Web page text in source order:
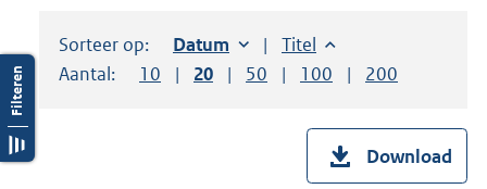
Sorteer op: Sorteer op:
Datum oplopendSorteer op:
Titel oplopend
Aantal:
Toon
10 resultaten per pagina
Toon
20 resultaten per pagina
Toon
50 resultaten per pagina
Toon
100 resultaten per
Toon
200
Download